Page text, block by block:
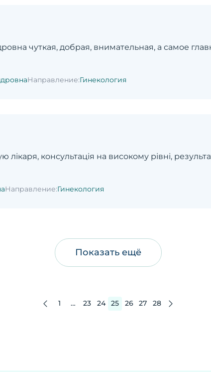
чуткая, добрая, внимательная, а самое
Направление:Гинекология
консультація на високому рівні,
Направление:Гинекология
Показать ещё
1 … 23 24 25 26 27 28